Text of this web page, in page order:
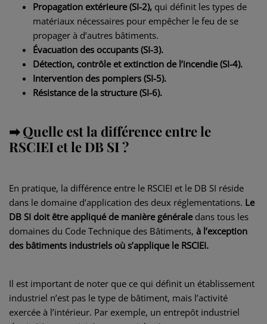
Propagation extérieure (SI-2), qui définit les types de
matériaux nécessaires pour empêcher le feu de se
propager à d’autres bâtiments.
Évacuation des occupants (SI-3).
Détection, contrôle et extinction de l’incendie (SI-4).
Intervention des pompiers (SI-5).
Résistance de la structure (SI-6).
➡ Quelle est la différence entre le
RSCIEI et le DB SI ?
En pratique, la différence entre le RSCIEI et le DB SI réside
dans le domaine d’application des deux réglementations. Le
DB SI doit être appliqué de manière généraledans tous les
domaines du Code Technique des Bâtiments, à l’exception
des bâtiments industriels où s’applique le RSCIEI.
Il est important de noter que ce qui définit un établissement
industriel n’est pas le type de bâtiment, mais l’activité
exercée à l’intérieur. Par exemple, un entrepôt industriel